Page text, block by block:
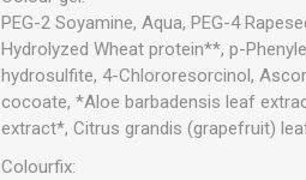
PEG-2 Soyamine, Aqua, PEG-4
Hydrolyzed Wheat protein**, p-
hydrosulfite, 4-Chlororesorcinol,
cocoate, *Aloe barbadensis leaf
extract*, Citrus grandis (grapefruit)
Colourfix: